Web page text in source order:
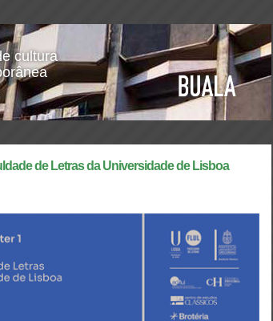
cultura
de Letras da Universidade de Lisboa